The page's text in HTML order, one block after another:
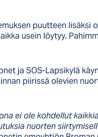
puutteen lisäksi
usein löytyy.
ja SOS-Lapsikylä
piirissä olevien
ei ole kohdellut
nuorten